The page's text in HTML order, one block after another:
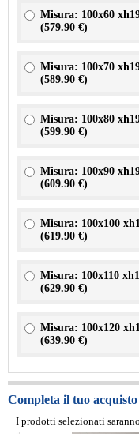
Misura: 100x60
(579.90 €)
Misura: 100x70
(589.90 €)
Misura: 100x80
(599.90 €)
Misura: 100x90
(609.90 €)
Misura: 100x100
(619.90 €)
Misura: 100x110
(629.90 €)
Misura: 100x120
(639.90 €)
Completa il tuo
I prodotti selezionati